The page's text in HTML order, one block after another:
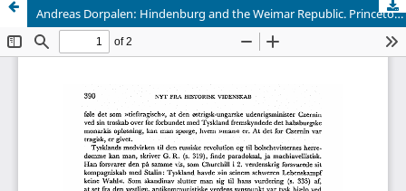
Andreas Dorpalen: Hindenburg and the Weimar Republic. Princeton New Jersey, Princeton University Press, 1964. xiv + 506 s. $ 12. Walther Hubatsch: Hindenburg und der Staat. Aus den Papieren des Generalfeldmarschalls und Reichspräsidenten 1878-1934. Gottingen, Musterschmidt Verlag, 1966. xiv + 397 s. Ill. 39,80 DM.